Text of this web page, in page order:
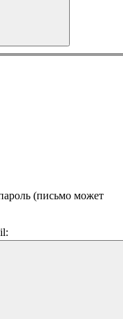
(письмо может